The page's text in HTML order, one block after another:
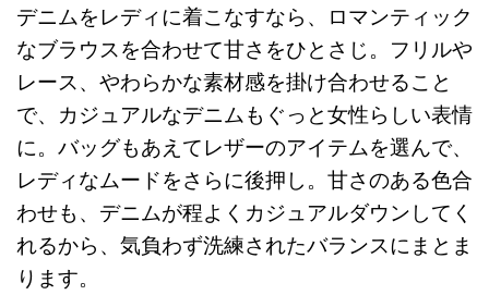
デニムをレディに着こなすなら、ロマンティック
なブラウスを合わせて甘さをひとさじ。フリルや
レース、やわらかな素材感を掛け合わせること
で、カジュアルなデニムもぐっと女性らしい表情
に。バッグもあえてレザーのアイテムを選んで、
レディなムードをさらに後押し。甘さのある色合
わせも、デニムが程よくカジュアルダウンしてく
れるから、気負わず洗練されたバランスにまとま
ります。